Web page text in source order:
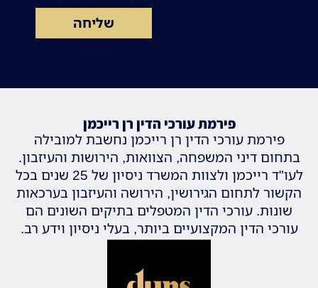
שליחה
פירמת עורכי הדין רן רייכמן
פירמת עורכי הדין רן רייכמן נחשבת למובילה
בתחום דיני המשפחה, הצוואות, הירושות והעיזבון.
לעו"ד רייכמן ולצוות המשרד ניסיון של 25 שנים בכל
הקשור לתחום הגירושין, הירושה והעיזבון בערכאות
שונות. עורכי הדין המטפלים בתיקים השונים הם
עורכי הדין המקצועיים ביותר, בעלי ניסיון וידע רב.